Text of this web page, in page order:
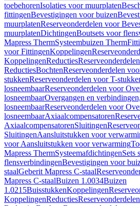
toebehorenIsolaties voor muurplaten
fittingenBevestigingen voor buizen
muurplatenReserveonderdelen voor
muurplatenDichtingenBoutsets voor
Mapress ThermSysteembuizen Therm
voor FittingenKoppelingen
KoppelingenReducties
ReductiesBochtenReserveonderdelen
stukkenReserveonderdelen voor T-
losneembaarReserveonderdelen voor
losneembaarOvergangen en verbindingen,
losneembaarReserveonderdelen voor
losneembaarAxiaalcompensatoren
AxiaalcompensatorenSluitingen
SluitingenAansluitstukken voor
voor Aansluitstukken voor verwarming
Mapress ThermSysteemafdichtingenSets
flensverbindingenBevestigingen voor
staalGeberit Mapress C-staal
Mapress C-staalBuizen 1.0034Buizen
1.0215BuisstukkenKoppelingen
KoppelingenReducties